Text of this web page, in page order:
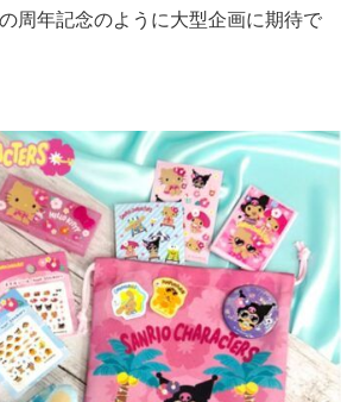
周年記念のように大型企画に期待で